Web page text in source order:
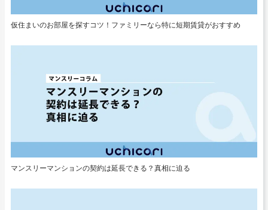
仮住まいのお部屋を探すコツ！ファミリーなら特に短期賃貸がおすすめ
マンスリーマンションの契約は延長できる？真相に迫る